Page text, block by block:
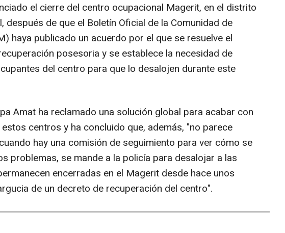
el cierre del centro ocupacional Magerit, en el distrito
después de que el Boletín Oficial de la Comunidad de
haya publicado un acuerdo por el que se resuelve el
posesoria y se establece la necesidad de
del centro para que lo desalojen durante este
Amat ha reclamado una solución global para acabar con
centros y ha concluido que, además, "no parece
hay una comisión de seguimiento para ver cómo se
problemas, se mande a la policía para desalojar a las
encerradas en el Magerit desde hace unos
de un decreto de recuperación del centro".